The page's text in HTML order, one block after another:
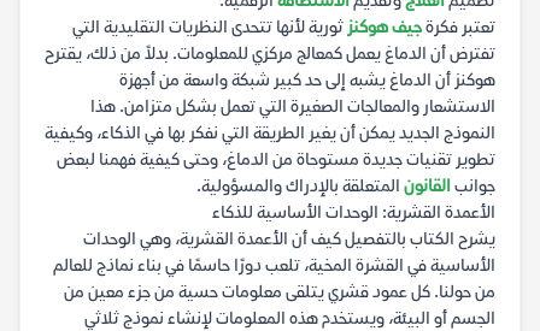
تعتبر فكرةجيف هوكنز ثورية لأنها تتحدى النظريات التقليدية التي
تفترض أن الدماغ يعمل كمعالج مركزي للمعلومات. بدلاً من ذلك، يقترح
هوكنز أن الدماغ يشبه إلى حد كبير شبكة واسعة من أجهزة
الاستشعار والمعالجات الصغيرة التي تعمل بشكل متزامن. هذا
النموذج الجديد يمكن أن يغير الطريقة التي نفكر بها في الذكاء، وكيفية
تطوير تقنيات جديدة مستوحاة من الدماغ، وحتى كيفية فهمنا لبعض
جوانبالقانون المتعلقة بالإدراك والمسؤولية.
الأعمدة القشرية: الوحدات الأساسية للذكاء
يشرح الكتاب بالتفصيل كيف أن الأعمدة القشرية، وهي الوحدات
الأساسية في القشرة المخية، تلعب دورًا حاسمًا في بناء نماذج للعالم
من حولنا. كل عمود قشري يتلقى معلومات حسية من جزء معين من
الجسم أو البيئة، ويستخدم هذه المعلومات لإنشاء نموذج ثلاثي